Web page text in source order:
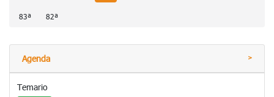
83ª 82ª
Agenda
Temario